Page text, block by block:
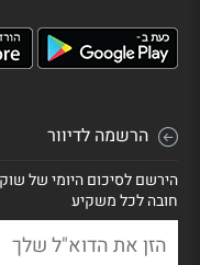
הרשמה לדיוור
הירשם לסיכום היומי של שוק
חובה לכל משקיע